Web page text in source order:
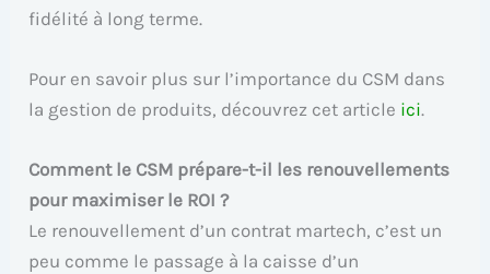
fidélité à long terme.
Pour en savoir plus sur l’importance du CSM dans
la gestion de produits, découvrez cet article ici.
Comment le CSM prépare-t-il les renouvellements
pour maximiser le ROI ?
Le renouvellement d’un contrat martech, c’est un
peu comme le passage à la caisse d’un